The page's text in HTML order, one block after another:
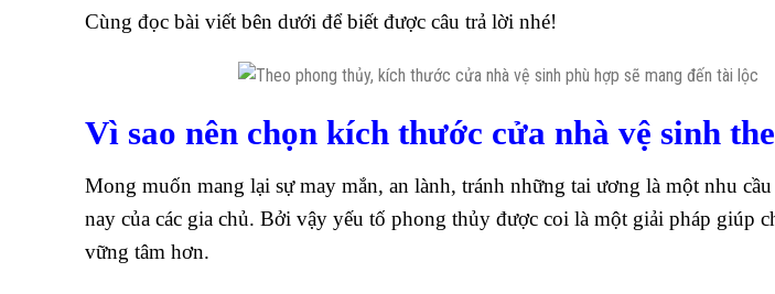
Cùng đọc bài viết bên dưới để biết được câu trả lời nhé!
Vì sao nên chọn kích thước cửa nhà vệ sinh
Mong muốn mang lại sự may mắn, an lành, tránh những tai ương là một nhu
nay của các gia chủ. Bởi vậy yếu tố phong thủy được coi là một giải pháp giúp
vững tâm hơn.